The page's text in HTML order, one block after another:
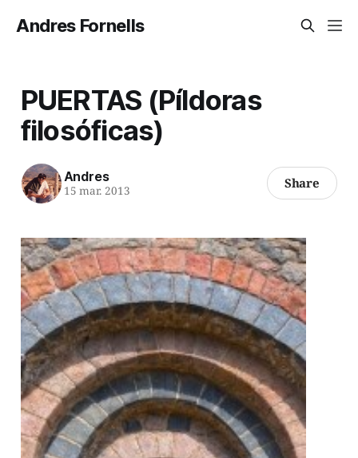
Andres Fornells
PUERTAS (Píldoras
filosóficas)
Andres
15 mar. 2013 Share